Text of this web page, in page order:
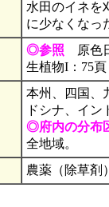
水田のイネを
に少なくなっ
◎参照 原色
生植物I：75頁
本州、四国、
ドシナ、イン
◎府内の分布
全地域。
農薬（除草剤